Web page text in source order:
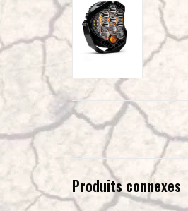
Produits connexes